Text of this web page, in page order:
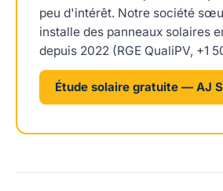
peu d'intérêt. Notre société
installe des panneaux solaires
depuis 2022 (RGE QualiPV, +1
Étude solaire gratuite — AJ